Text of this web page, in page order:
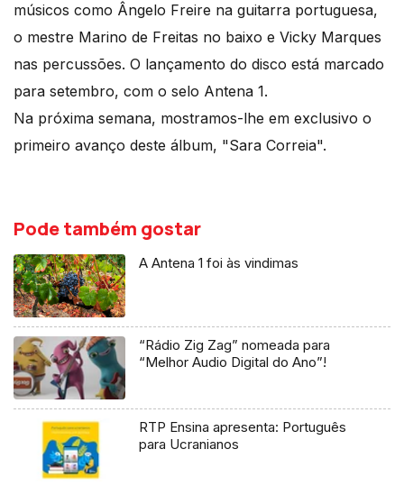
músicos como Ângelo Freire na guitarra portuguesa,
o mestre Marino de Freitas no baixo e Vicky Marques
nas percussões. O lançamento do disco está marcado
para setembro, com o selo Antena 1.
Na próxima semana, mostramos-lhe em exclusivo o
primeiro avanço deste álbum, "Sara Correia".
Pode também gostar
A Antena 1 foi às vindimas
“Rádio Zig Zag” nomeada para
“Melhor Audio Digital do Ano”!
RTP Ensina apresenta: Português
para Ucranianos